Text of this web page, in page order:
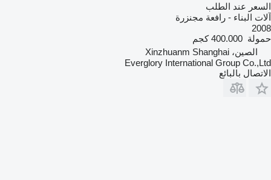
السعر عند الطلب
آلات البناء - رافعة مجنزرة
2008
حمولة 400.000 كجم
الصين، Xinzhuanm Shanghai
Everglory International Group Co.,Ltd
الاتصال بالبائع